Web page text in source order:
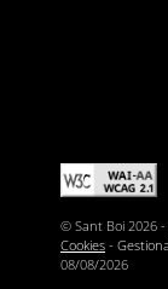
© Sant Boi 2026 -
Cookies -
08/08/2026